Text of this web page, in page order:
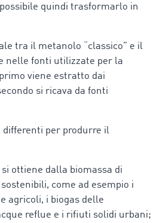
possibile quindi trasformarlo in
tra il metanolo “classico” e il
nelle fonti utilizzate per la
viene estratto dai
si ricava da fonti
differenti per produrre il
si ottiene dalla biomassa di
come ad esempio i
agricoli, i biogas delle
reflue e i rifiuti solidi urbani;